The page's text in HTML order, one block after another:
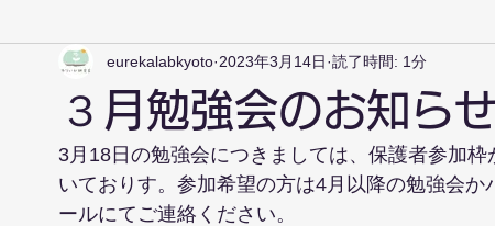
３月勉強会のお知ら
eurekalabkyoto 2023年3月14日 読了時間: 1分
3月18日の勉強会につきましては、保護者参加
いておりす。参加希望の方は4月以降の勉強会
ールにてご連絡ください。